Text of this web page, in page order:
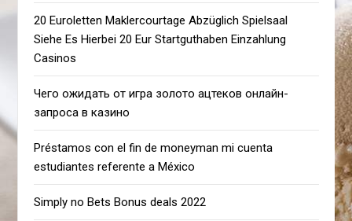
20 Euroletten Maklercourtage Abzüglich Spielsaal
Siehe Es Hierbei 20 Eur Startguthaben Einzahlung
Casinos
Чего ожидать от игра золото ацтеков онлайн-
запроса в казино
Préstamos con el fin de moneyman mi cuenta
estudiantes referente a México
Simply no Bets Bonus deals 2022